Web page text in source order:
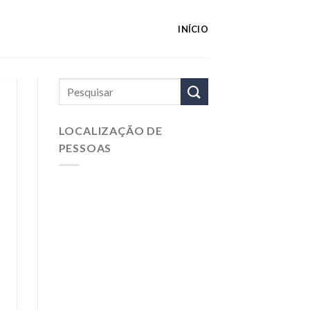
INÍCIO
LOCALIZAÇÃO DE
PESSOAS